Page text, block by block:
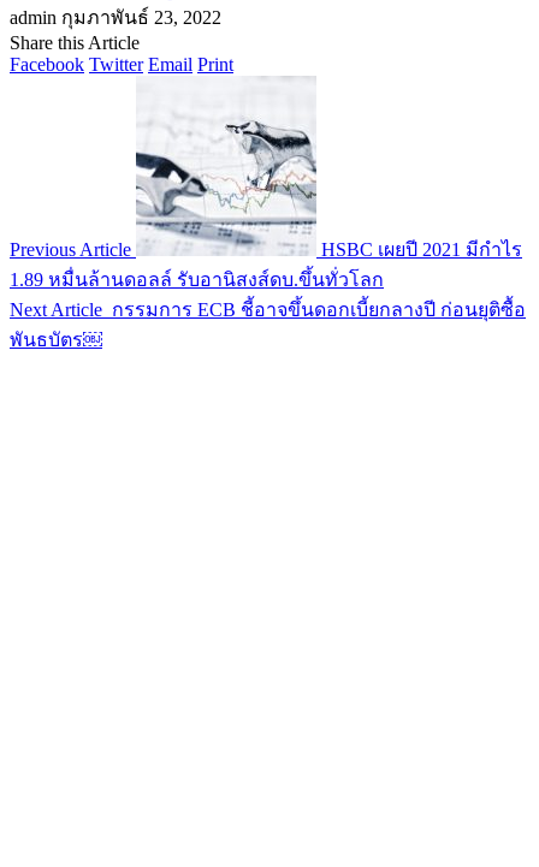
admin กุมภาพันธ์ 23, 2022
Share this Article
Facebook Twitter Email Print
Previous Article
HSBC เผยปี 2021 มีกำไร
1.89 หมื่นล้านดอลล์ รับอานิสงส์ดบ.ขึ้นทั่วโลก
Next Article กรรมการ ECB ชี้อาจขึ้นดอกเบี้ยกลางปี ก่อนยุติซื้อ
พันธบัตร￼